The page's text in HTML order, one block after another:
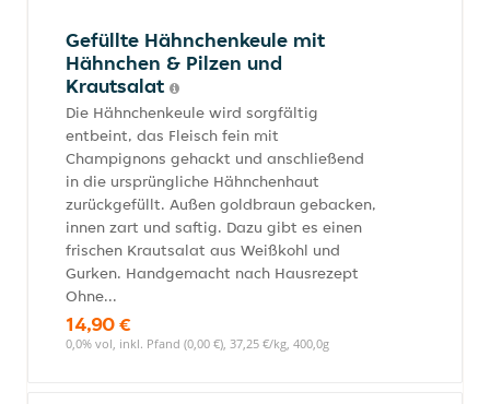
Gefüllte Hähnchenkeule mit
Hähnchen & Pilzen und
Krautsalat
Die Hähnchenkeule wird sorgfältig
entbeint, das Fleisch fein mit
Champignons gehackt und anschließend
in die ursprüngliche Hähnchenhaut
zurückgefüllt. Außen goldbraun gebacken,
innen zart und saftig. Dazu gibt es einen
frischen Krautsalat aus Weißkohl und
Gurken. Handgemacht nach Hausrezept
Ohne...
14,90 €
0,0% vol, inkl. Pfand (0,00 €), 37,25 €/kg, 400,0g